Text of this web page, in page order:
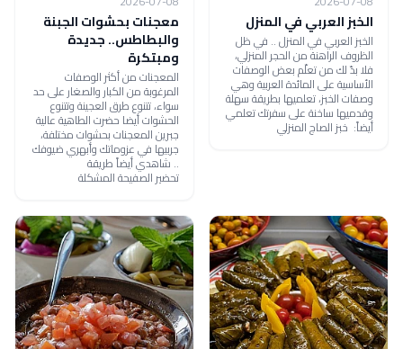
الخبز العربي في المنزل
الخبز العربي في المنزل .. في ظل
الظروف الراهنة من الحجر المنزلي،
فلا بدّ لك من تعلّم بعض الوصفات
الأساسية على المائدة العربية وهي
وصفات الخبز، تعلميها بطريقة سهلة
وقدميها ساخنة على سفرتك تعلمي
أيضاً: خبز الصاج المنزلي
معجنات بحشوات الجبنة
والبطاطس.. جديدة
ومبتكرة
المعجنات من أكثر الوصفات
المرغوبة من الكبار والصغار على حد
سواء، تتنوع طرق العجينة وتتنوع
الحشوات أيضا حضرت الطاهية عالية
جبرين المعجنات بحشوات مختلفة،
جربيها في عزوماتك وأبهري ضيوفك
.. شاهدي أيضاً طريقة
تحضير الصفيحة المشكلة